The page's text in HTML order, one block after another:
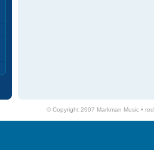
© Copyright 2007 Markman Music •